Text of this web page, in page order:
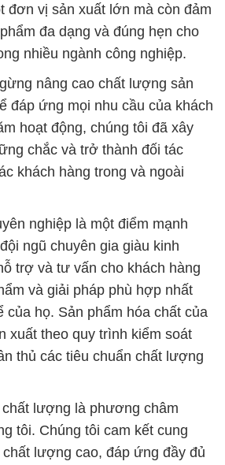
đơn vị sản xuất lớn mà còn đảm
đa dạng và đúng hẹn cho
nhiều ngành công nghiệp.
nâng cao chất lượng sản
đáp ứng mọi nhu cầu của khách
hoạt động, chúng tôi đã xây
chắc và trở thành đối tác
khách hàng trong và ngoài
nghiệp là một điểm mạnh
ngũ chuyên gia giàu kinh
trợ và tư vấn cho khách hàng
và giải pháp phù hợp nhất
của họ. Sản phẩm hóa chất của
xuất theo quy trình kiểm soát
thủ các tiêu chuẩn chất lượng
lượng là phương châm
tôi. Chúng tôi cam kết cung
lượng cao, đáp ứng đầy đủ